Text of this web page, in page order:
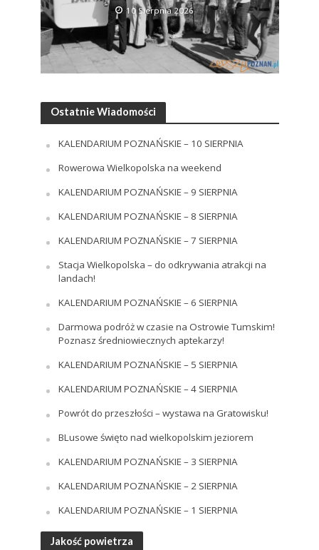
10 Sierpnia 2026
Ostatnie Wiadomości
KALENDARIUM POZNAŃSKIE – 10 SIERPNIA
Rowerowa Wielkopolska na weekend
KALENDARIUM POZNAŃSKIE – 9 SIERPNIA
KALENDARIUM POZNAŃSKIE – 8 SIERPNIA
KALENDARIUM POZNAŃSKIE – 7 SIERPNIA
Stacja Wielkopolska – do odkrywania atrakcji na
landach!
KALENDARIUM POZNAŃSKIE – 6 SIERPNIA
Darmowa podróż w czasie na Ostrowie Tumskim!
Poznasz średniowiecznych aptekarzy!
KALENDARIUM POZNAŃSKIE – 5 SIERPNIA
KALENDARIUM POZNAŃSKIE – 4 SIERPNIA
Powrót do przeszłości – wystawa na Gratowisku!
BLusowe święto nad wielkopolskim jeziorem
KALENDARIUM POZNAŃSKIE – 3 SIERPNIA
KALENDARIUM POZNAŃSKIE – 2 SIERPNIA
KALENDARIUM POZNAŃSKIE – 1 SIERPNIA
Jakość powietrza